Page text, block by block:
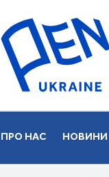
ПРО НАС НОВИНИ